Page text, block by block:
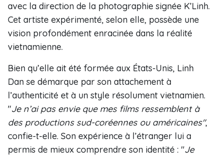
avec la direction de la photographie signée K’Linh.
Cet artiste expérimenté, selon elle, possède une
vision profondément enracinée dans la réalité
vietnamienne.
Bien qu’elle ait été formée aux États-Unis, Linh
Dan se démarque par son attachement à
l’authenticité et à un style résolument vietnamien.
"Je n’ai pas envie que mes films ressemblent à
des productions sud-coréennes ou américaines",
confie-t-elle. Son expérience à l’étranger lui a
permis de mieux comprendre son identité : "Je